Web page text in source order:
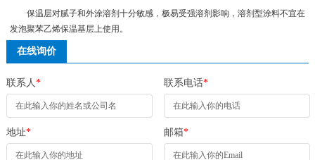
保温层对腻子和外涂溶剂十分敏感，极易受强溶剂影响，溶剂型涂料不宜在
发泡聚苯乙烯保温基层上使用。
在线询价
联系人* 联系电话*
地址* 邮箱*